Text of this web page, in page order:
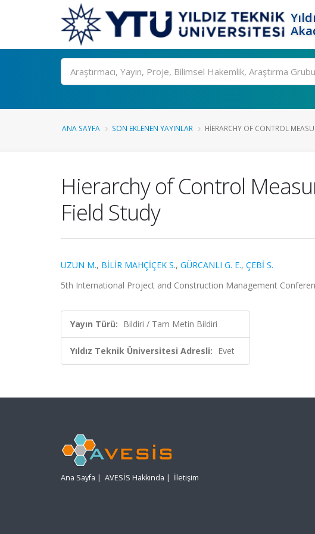
Ara
ANA SAYFA SON EKLENEN YAYINLAR HIERARCHY OF CONTROL
Hierarchy of Control
Field Study
UZUN M., BİLİR MAHÇİÇEK S., GÜRCANLI G. E., ÇEBİ S.
5th International Project and Construction Management
Yayın Türü: Bildiri / Tam Metin Bildiri
Yıldız Teknik Üniversitesi Adresli: Evet
Ana Sayfa | AVESİS Hakkında | İletişim